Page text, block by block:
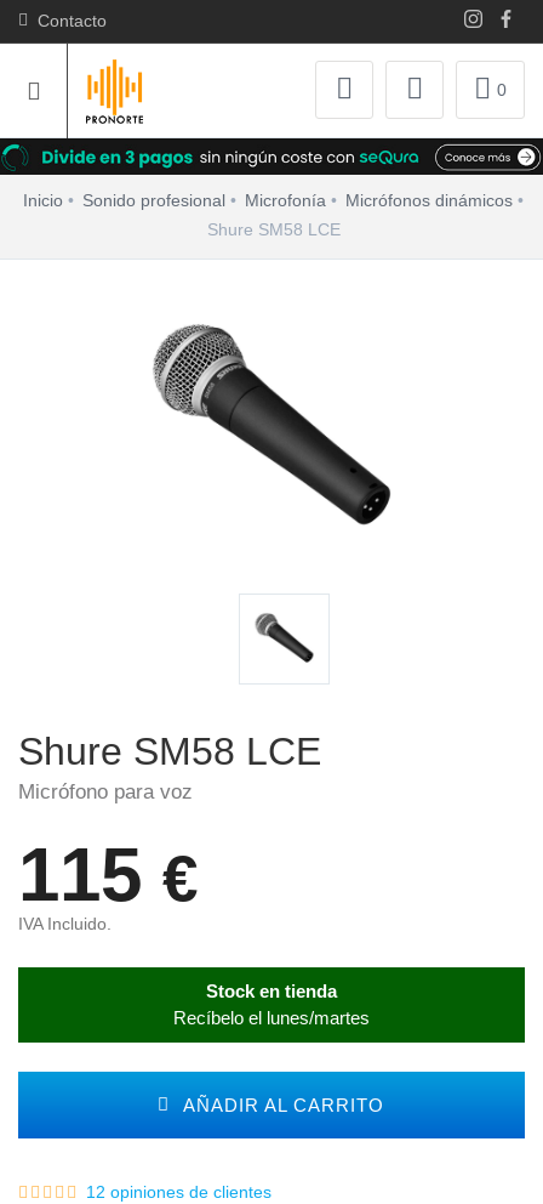
Contacto
0
Inicio Sonido profesional Microfonía
Micrófonos dinámicos
Shure SM58 LCE
Shure SM58 LCE
Micrófono para voz
115 €
IVA Incluido.
Stock en tienda
Recíbelo el lunes/martes
AÑADIR AL CARRITO
12 opiniones de clientes